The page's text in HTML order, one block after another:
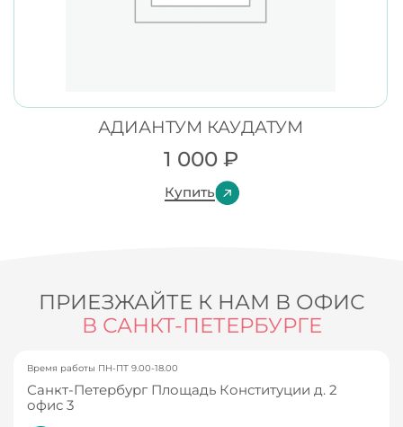
АДИАНТУМ КАУДАТУМ
1 000 ₽
Купить
ПРИЕЗЖАЙТЕ К НАМ В ОФИС
В САНКТ-ПЕТЕРБУРГЕ
Время работы ПН-ПТ 9.00-18.00
Санкт-Петербург Площадь Конституции д. 2
офис 3